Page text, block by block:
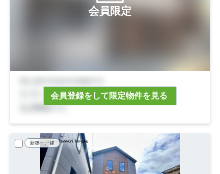
会員限定
会員登録をして限定物件を見る
新築一戸建